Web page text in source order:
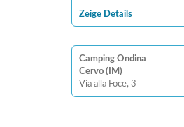
Zeige Details
Camping Ondina
Cervo (IM)
Via alla Foce, 3